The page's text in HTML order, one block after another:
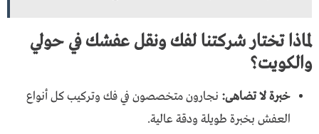
لماذا تختار شركتنا لفك ونقل عفشك في حولي
والكويت؟
خبرة لا تضاهى: نجارون متخصصون في فك وتركيب كل أنواع
العفش بخبرة طويلة ودقة عالية.